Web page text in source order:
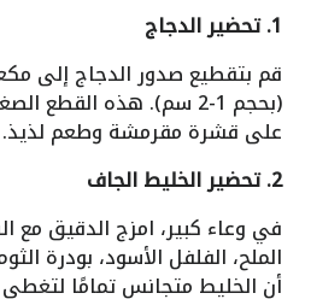
1. تحضير الدجاج
قم بتقطيع صدور الدجاج إلى
(بحجم 1-2 سم). هذه
على قشرة مقرمشة وطعم لذيذ.
2. تحضير الخليط الجاف
في وعاء كبير، امزج الدقيق مع
الملح، الفلفل الأسود، بودرة
أن الخليط متجانس تمامًا